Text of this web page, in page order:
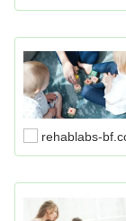
rehablabs-